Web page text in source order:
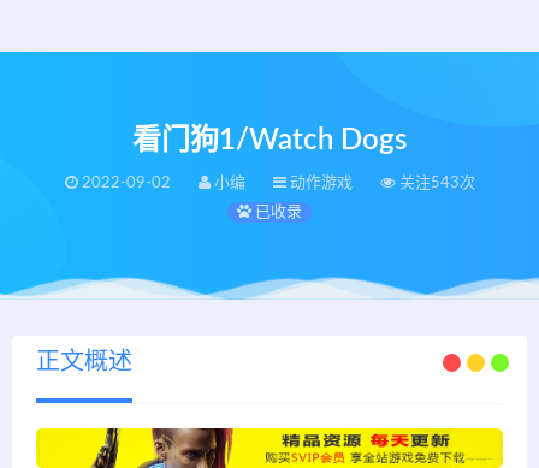
看门狗1/Watch Dogs
2022-09-02 小编 动作游戏
关注543次
已收录
正文概述